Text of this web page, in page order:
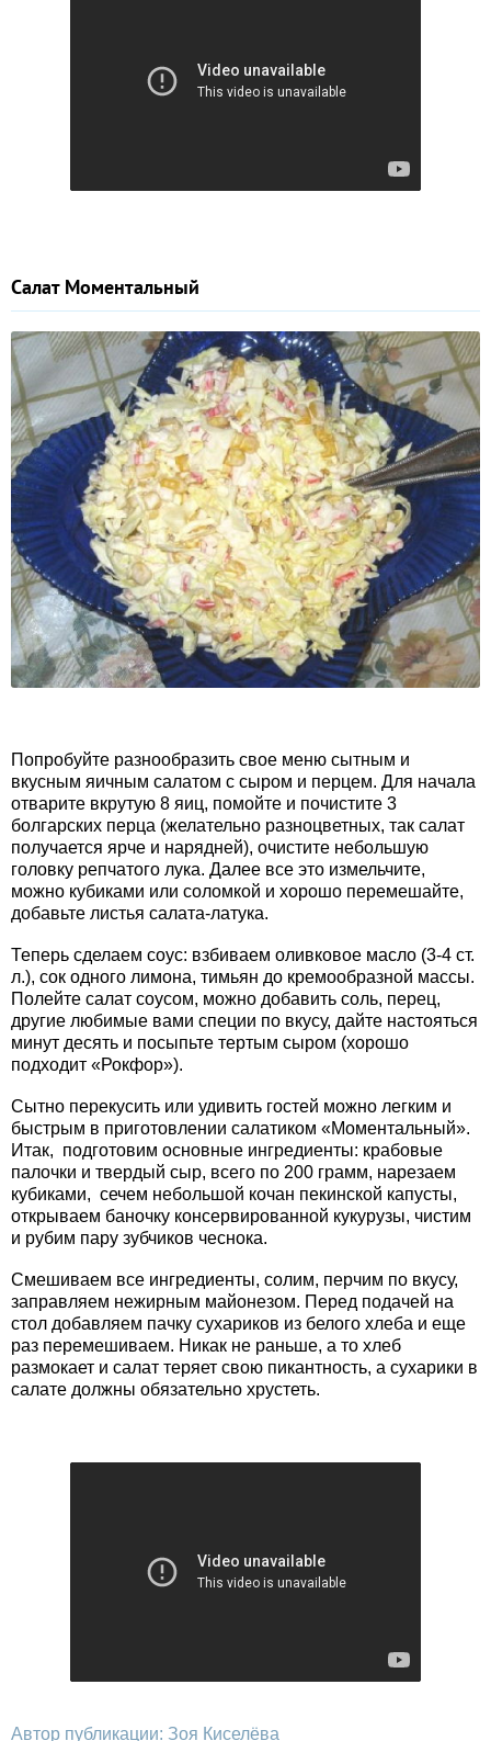
Салат Моментальный
Попробуйте разнообразить свое меню сытным и
вкусным яичным салатом с сыром и перцем. Для начала
отварите вкрутую 8 яиц, помойте и почистите 3
болгарских перца (желательно разноцветных, так салат
получается ярче и нарядней), очистите небольшую
головку репчатого лука. Далее все это измельчите,
можно кубиками или соломкой и хорошо перемешайте,
добавьте листья салата-латука.
Теперь сделаем соус: взбиваем оливковое масло (3-4 ст.
л.), сок одного лимона, тимьян до кремообразной массы.
Полейте салат соусом, можно добавить соль, перец,
другие любимые вами специи по вкусу, дайте настояться
минут десять и посыпьте тертым сыром (хорошо
подходит «Рокфор»).
Сытно перекусить или удивить гостей можно легким и
быстрым в приготовлении салатиком «Моментальный».
Итак, подготовим основные ингредиенты: крабовые
палочки и твердый сыр, всего по 200 грамм, нарезаем
кубиками, сечем небольшой кочан пекинской капусты,
открываем баночку консервированной кукурузы, чистим
и рубим пару зубчиков чеснока.
Смешиваем все ингредиенты, солим, перчим по вкусу,
заправляем нежирным майонезом. Перед подачей на
стол добавляем пачку сухариков из белого хлеба и еще
раз перемешиваем. Никак не раньше, а то хлеб
размокает и салат теряет свою пикантность, а сухарики в
салате должны обязательно хрустеть.
Автор публикации: Зоя Киселёва